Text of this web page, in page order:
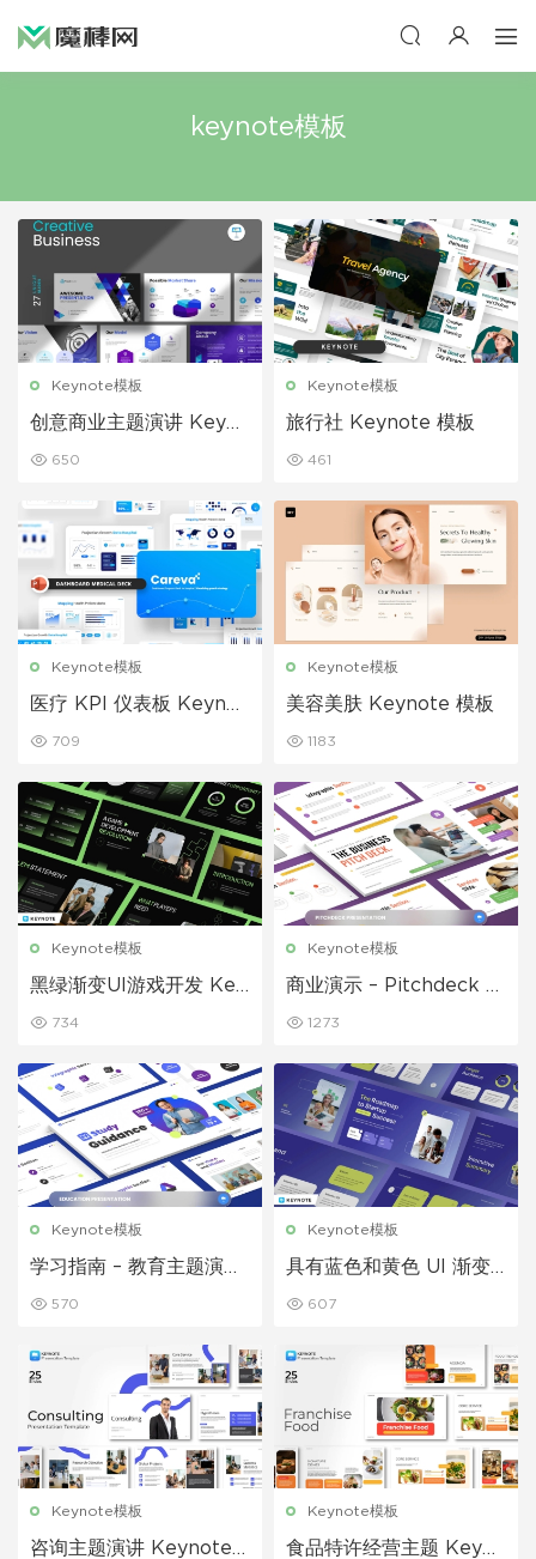
keynote模板
Keynote模板
创意商业主题演讲 Keyno
650
Keynote模板
旅行社 Keynote 模板
461
Keynote模板
医疗 KPI 仪表板 Keynot
709
Keynote模板
美容美肤 Keynote 模板
1183
Keynote模板
黑绿渐变UI游戏开发 Key
734
Keynote模板
商业演示 – Pitchdeck 的
1273
Keynote模板
学习指南 – 教育主题演讲
570
Keynote模板
具有蓝色和黄色 UI 渐变
板
607
Keynote模板
咨询主题演讲 Keynote
Keynote模板
食品特许经营主题 Keyno